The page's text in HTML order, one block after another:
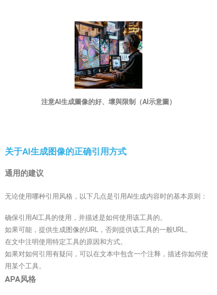
注意AI生成圖像的好、壞與限制（AI示意圖）
关于AI生成图像的正确引用方式
通用的建议
无论使用哪种引用风格，以下几点是引用AI生成内容时的基本原则：
确保引用AI工具的使用，并描述是如何使用该工具的。
如果可能，提供生成图像的URL，否则提供该工具的一般URL。
在文中注明使用特定工具的原因和方式。
如果对如何引用有疑问，可以在文本中包含一个注释，描述你如何使
用某个工具。
APA风格